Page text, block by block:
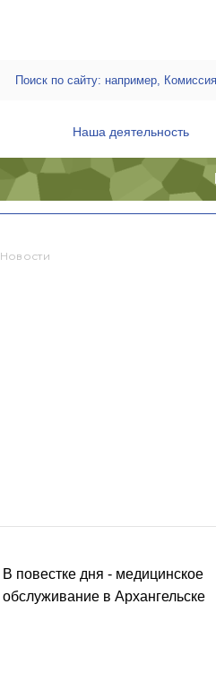
Наша деятельность
Новости
В повестке дня - медицинское
обслуживание в Архангельске